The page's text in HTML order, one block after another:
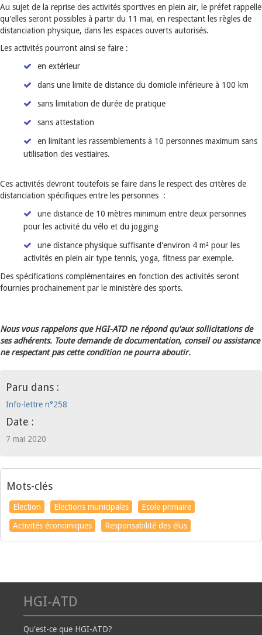
Au sujet de la reprise des activités sportives en plein air, le préfet rappelle
qu'elles seront possibles à partir du 11 mai, en respectant les règles de
distanciation physique, dans les espaces ouverts autorisés.
Les activités pourront ainsi se faire :
en extérieur
dans une limite de distance du domicile inférieure à 100 km
sans limitation de durée de pratique
sans attestation
en limitant les rassemblements à 10 personnes maximum sans
utilisation des vestiaires.
Ces activités devront toutefois se faire dans le respect des critères de
distanciation spécifiques entre les personnes :
une distance de 10 mètres minimum entre deux personnes
pour les activité du vélo et du jogging
une distance physique suffisante d'environ 4 m² pour les
activités en plein air type tennis, yoga, fitness par exemple.
Des spécifications complémentaires en fonction des activités seront
fournies prochainement par le ministère des sports.
Nous vous rappelons que HGI-ATD ne répond qu'aux sollicitations de
ses adhérents. Toute demande de documentation, conseil ou assistance
ne respectant pas cette condition ne pourra aboutir.
Paru dans :
Info-lettre n°258
Date :
7 mai 2020
Mots-clés
Election Elections municipales
Ecole primaire
Activités économiques
Responsabilité des élus
HGI-ATD
Qu'est-ce que HGI-ATD?